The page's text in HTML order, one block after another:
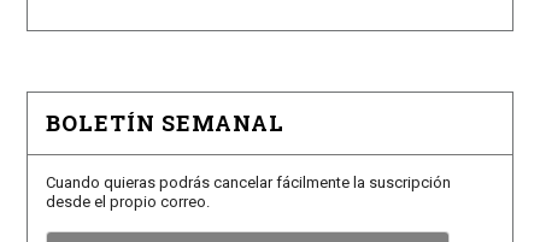
BOLETÍN SEMANAL
Cuando quieras podrás cancelar fácilmente la suscripción
desde el propio correo.